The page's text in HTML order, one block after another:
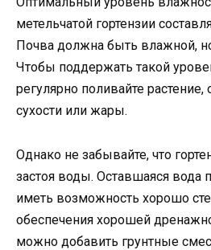
метельчатой гортензии
Почва должна быть влажной,
Чтобы поддержать такой
регулярно поливайте
сухости или жары.
Однако не забывайте, что
застоя воды. Оставшаяся вода
иметь возможность хорошо
обеспечения хорошей
можно добавить грунтные